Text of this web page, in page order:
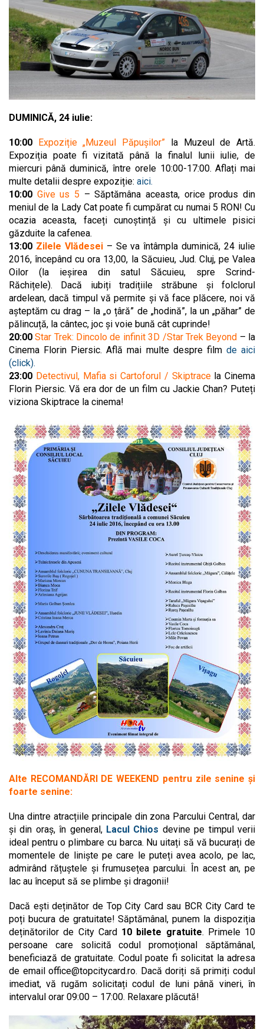
DUMINICĂ, 24 iulie:
10:00 Expoziție „Muzeul Păpușilor” la Muzeul de Artă.
Expoziția poate fi vizitată până la finalul lunii iulie, de
miercuri până duminică, între orele 10:00-17:00. Aflați mai
multe detalii despre expoziție: aici.
10:00 Give us 5 – Săptămâna aceasta, orice produs din
meniul de la Lady Cat poate fi cumpărat cu numai 5 RON! Cu
ocazia aceasta, faceți cunoștință și cu ultimele pisici
găzduite la cafenea.
13:00 Zilele Vlădesei– Se va întâmpla duminică, 24 iulie
2016, începând cu ora 13,00, la Săcuieu, Jud. Cluj, pe Valea
Oilor (la ieșirea din satul Săcuieu, spre Scrind-
Răchițele). Dacă iubiți tradițiile străbune și folclorul
ardelean, dacă timpul vă permite și vă face plăcere, noi vă
așteptăm cu drag – la „o țâră” de „hodină”, la un „păhar” de
pălincuță, la cântec, joc și voie bună cât cuprinde!
20:00 Star Trek: Dincolo de infinit 3D /Star Trek Beyond – la
Cinema Florin Piersic. Află mai multe despre film de aici
(click).
23:00 Detectivul, Mafia si Cartoforul / Skiptracela Cinema
Florin Piersic. Vă era dor de un film cu Jackie Chan? Puteți
viziona Skiptrace la cinema!
Alte RECOMANDĂRI DE WEEKEND pentru zile senine și
foarte senine:
Una dintre atracțiile principale din zona Parcului Central, dar
și din oraș, în general, Lacul Chios devine pe timpul verii
ideal pentru o plimbare cu barca. Nu uitați să vă bucurați de
momentele de liniște pe care le puteți avea acolo, pe lac,
admirând rățuștele și frumusețea parcului. În acest an, pe
lac au început să se plimbe și dragonii!
Dacă ești deținător de Top City Card sau BCR City Card te
poți bucura de gratuitate! Săptămânal, punem la dispoziția
deținătorilor de City Card 10 bilete gratuite. Primele 10
persoane care solicită codul promoțional săptămânal,
beneficiază de gratuitate. Codul poate fi solicitat la adresa
de emailoffice@topcitycard.ro. Dacă doriți să primiți codul
imediat, vă rugăm solicitați codul de luni până vineri, în
intervalul orar 09:00 – 17:00. Relaxare plăcută!